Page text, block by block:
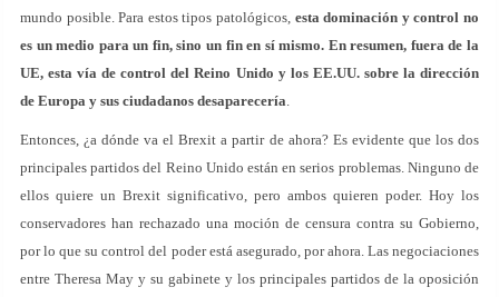
mundo posible. Para estos tipos patológicos, esta dominación y control no
es un medio para un fin, sino un fin en sí mismo. En resumen, fuera de la
UE, esta vía de control del Reino Unido y los EE.UU. sobre la dirección
de Europa y sus ciudadanos desaparecería.
Entonces, ¿a dónde va el Brexit a partir de ahora? Es evidente que los dos
principales partidos del Reino Unido están en serios problemas. Ninguno de
ellos quiere un Brexit significativo, pero ambos quieren poder. Hoy los
conservadores han rechazado una moción de censura contra su Gobierno,
por lo que su control del poder está asegurado, por ahora. Las negociaciones
entre Theresa May y su gabinete y los principales partidos de la oposición